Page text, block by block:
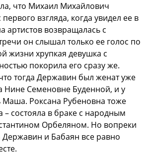
что Михаил Михайлович
взгляда, когда увидел ее в
артистов возвращалась с
он слышал только ее голос по
жизни хрупкая девушка с
покорила его сразу же.
тогда Державин был женат уже
Нине Семеновне Буденной, и у
Роксана Рубеновна тоже
– состояла в браке с народным
Орбеляном. Но вопреки
Державин и Бабаян все равно